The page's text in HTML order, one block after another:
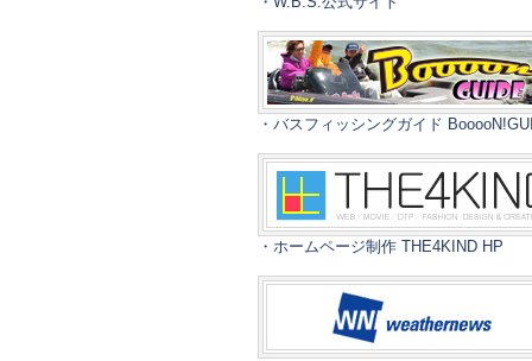
・バスフィッシングガイド
・ホームページ制作 THE4KIND HP